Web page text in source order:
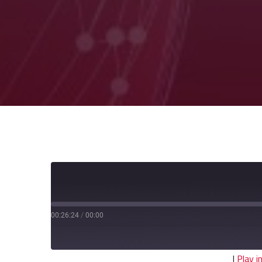
00:00
/
00:26:24
| Play